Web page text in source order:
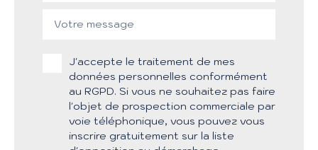
Votre message
J'accepte le traitement de mes
données personnelles conformément
au RGPD. Si vous ne souhaitez pas faire
l'objet de prospection commerciale par
voie téléphonique, vous pouvez vous
inscrire gratuitement sur la liste